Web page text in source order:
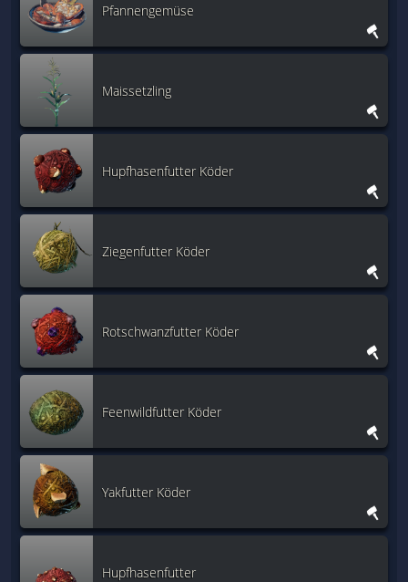
Pfannengemüse
Maissetzling
Hupfhasenfutter Köder
Ziegenfutter Köder
Rotschwanzfutter Köder
Feenwildfutter Köder
Yakfutter Köder
Hupfhasenfutter